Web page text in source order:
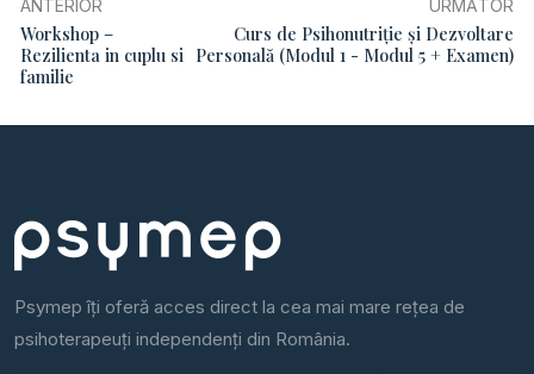
ANTERIOR
Workshop –
Rezilienta in cuplu si
familie
URMĂTOR
Curs de Psihonutriție și Dezvoltare
Personală (Modul 1 - Modul 5 + Examen)
Psymep îți oferă acces direct la cea mai mare rețea de
psihoterapeuți independenți din România.